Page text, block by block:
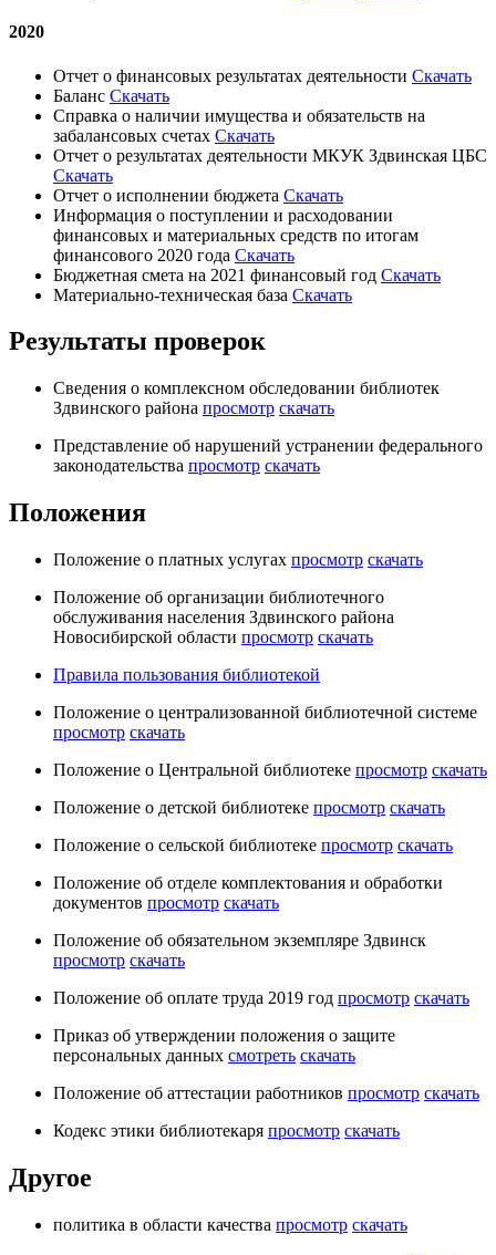
2020
Отчет о финансовых результатах деятельности Скачать
Баланс Скачать
Справка о наличии имущества и обязательств на
забалансовых счетах Скачать
Отчет о результатах деятельности МКУК Здвинская ЦБС
Скачать
Отчет о исполнении бюджета Скачать
Информация о поступлении и расходовании
финансовых и материальных средств по итогам
финансового 2020 года Скачать
Бюджетная смета на 2021 финансовый год Скачать
Материально-техническая база Скачать
Результаты проверок
Сведения о комплексном обследовании библиотек
Здвинского района просмотр скачать
Представление об нарушений устранении федерального
законодательства просмотр скачать
Положения
Положение о платных услугах просмотр скачать
Положение об организации библиотечного
обслуживания населения Здвинского района
Новосибирской области просмотр скачать
Правила пользования библиотекой
Положение о централизованной библиотечной системе
просмотр скачать
Положение о Центральной библиотеке просмотр скачать
Положение о детской библиотеке просмотр скачать
Положение о сельской библиотеке просмотр скачать
Положение об отделе комплектования и обработки
документов просмотр скачать
Положение об обязательном экземпляре Здвинск
просмотр скачать
Положение об оплате труда 2019 год просмотр скачать
Приказ об утверждении положения о защите
персональных данных смотреть скачать
Положение об аттестации работников просмотр скачать
Кодекс этики библиотекаря просмотр скачать
Другое
политика в области качества просмотр скачать